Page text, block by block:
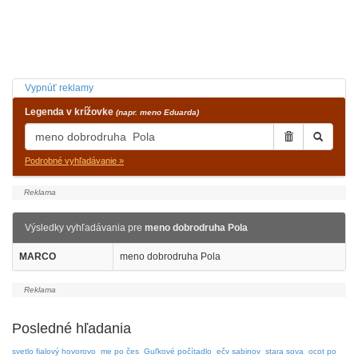
Vypnúť reklamy
Legenda v krížovke (napr. meno Eduarda)
Podrobné vyhľadávanie »
Výsledky vyhľadávania pre meno dobrodruha Pola
MARCO meno dobrodruha Pola
Posledné hľadania
svetlo fialový hovorovo me po čes Guľkové počítadlo ečv sabinov stara sova ocot po